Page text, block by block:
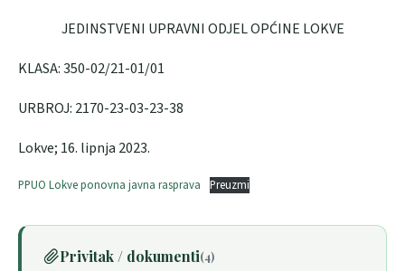
JEDINSTVENI UPRAVNI ODJEL OPĆINE LOKVE
KLASA: 350-02/21-01/01
URBROJ: 2170-23-03-23-38
Lokve; 16. lipnja 2023.
PPUO Lokve ponovna javna rasprava Preuzmi
Privitak / dokumenti(4)